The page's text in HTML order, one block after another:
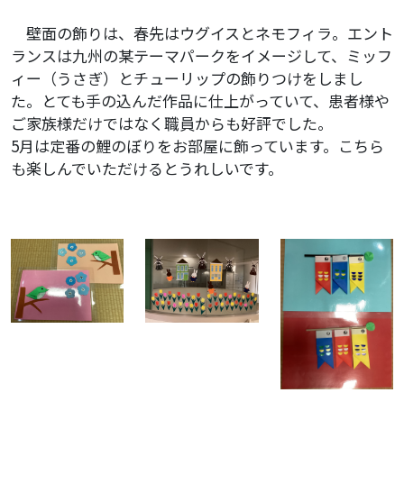
壁面の飾りは、春先はウグイスとネモフィラ。エント
ランスは九州の某テーマパークをイメージして、ミッフ
ィー（うさぎ）とチューリップの飾りつけをしまし
た。とても手の込んだ作品に仕上がっていて、患者様や
ご家族様だけではなく職員からも好評でした。
5月は定番の鯉のぼりをお部屋に飾っています。こちら
も楽しんでいただけるとうれしいです。